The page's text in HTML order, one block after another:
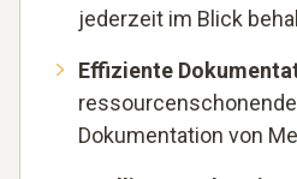
jederzeit im Blick
Effiziente
Dokumentation von